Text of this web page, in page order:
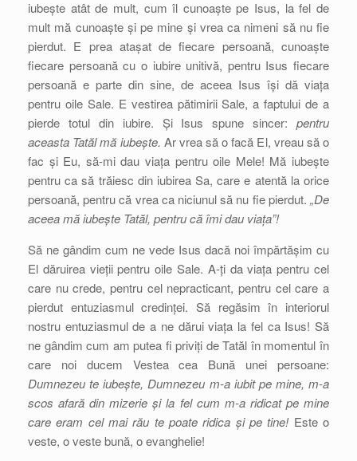
iubește atât de mult, cum îl cunoaște pe Isus, la fel de
mult mă cunoaște și pe mine și vrea ca nimeni să nu fie
pierdut. E prea atașat de fiecare persoană, cunoaște
fiecare persoană cu o iubire unitivă, pentru Isus fiecare
persoană e parte din sine, de aceea Isus își dă viața
pentru oile Sale. E vestirea pătimirii Sale, a faptului de a
pierde totul din iubire. Și Isus spune sincer: pentru
aceasta Tatăl mă iubește. Ar vrea să o facă El, vreau să o
fac și Eu, să-mi dau viața pentru oile Mele! Mă iubește
pentru ca să trăiesc din iubirea Sa, care e atentă la orice
persoană, pentru că vrea ca niciunul să nu fie pierdut. „De
aceea mă iubește Tatăl, pentru că îmi dau viața”!
Să ne gândim cum ne vede Isus dacă noi împărtășim cu
El dăruirea vieții pentru oile Sale. A-ți da viața pentru cel
care nu crede, pentru cel nepracticant, pentru cel care a
pierdut entuziasmul credinței. Să regăsim în interiorul
nostru entuziasmul de a ne dărui viața la fel ca Isus! Să
ne gândim cum am putea fi priviți de Tatăl în momentul în
care noi ducem Vestea cea Bună unei persoane:
Dumnezeu te iubește, Dumnezeu m-a iubit pe mine, m-a
scos afară din mizerie și la fel cum m-a ridicat pe mine
care eram cel mai rău te poate ridica și pe tine!Este o
veste, o veste bună, o evanghelie!